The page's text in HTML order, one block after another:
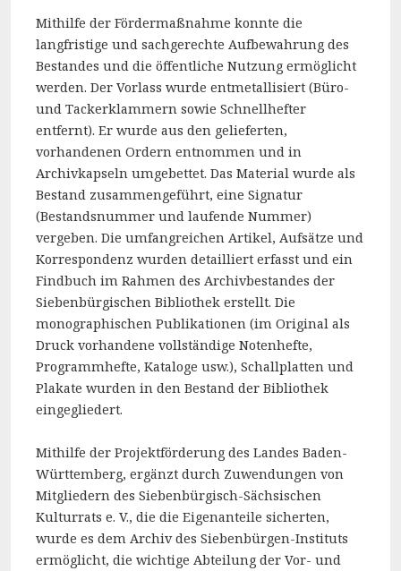
Mithilfe der Fördermaßnahme konnte die
langfristige und sachgerechte Aufbewahrung des
Bestandes und die öffentliche Nutzung ermöglicht
werden. Der Vorlass wurde entmetallisiert (Büro-
und Tackerklammern sowie Schnellhefter
entfernt). Er wurde aus den gelieferten,
vorhandenen Ordern entnommen und in
Archivkapseln umgebettet. Das Material wurde als
Bestand zusammengeführt, eine Signatur
(Bestandsnummer und laufende Nummer)
vergeben. Die umfangreichen Artikel, Aufsätze und
Korrespondenz wurden detailliert erfasst und ein
Findbuch im Rahmen des Archivbestandes der
Siebenbürgischen Bibliothek erstellt. Die
monographischen Publikationen (im Original als
Druck vorhandene vollständige Notenhefte,
Programmhefte, Kataloge usw.), Schallplatten und
Plakate wurden in den Bestand der Bibliothek
eingegliedert.
Mithilfe der Projektförderung des Landes Baden-
Württemberg, ergänzt durch Zuwendungen von
Mitgliedern des Siebenbürgisch-Sächsischen
Kulturrats e. V., die die Eigenanteile sicherten,
wurde es dem Archiv des Siebenbürgen-Instituts
ermöglicht, die wichtige Abteilung der Vor- und